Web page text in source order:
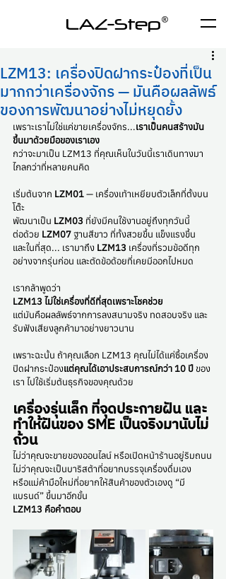
LAZ-Step
LZM13: เครื่องปิดฝากระป๋องที่เป็น
มากกว่าเครื่องจักร — มันคือผลลัพธ์
ของการพัฒนาอย่างไม่หยุดยั้ง
เพราะเราไม่ใช่แค่ขายเครื่องจักร...เราเป็นคนสร้างมัน
ขึ้นมาด้วยมือของเราเอง
กว่าจะมาเป็น LZM13 ที่คุณเห็นในวันนี้เราเดินทางมา
ไกลกว่าที่หลายคนคิด
เริ่มต้นจาก LZM01 — เครื่องเท้าเหยียบตัวเล็กที่ตั้งบน
โต๊ะ
พัฒนาเป็น LZM03 ที่ยังมีคนใช้งานอยู่ถึงทุกวันนี้
ต่อด้วย LZM07 ฐานสีขาว ที่ทั้งสวยขึ้น แข็งแรงขึ้น
และในที่สุด... เรามาถึง LZM13 เครื่องที่รวมข้อดีทุก
อย่างจากรุ่นก่อน และตัดข้อด้อยที่เคยมีออกไปหมด
เรากล้าพูดว่า
LZM13 ไม่ใช่เครื่องที่ดีที่สุดเพราะโชคช่วย
แต่มันคือผลลัพธ์จากการลงสนามจริง ทดสอบจริง และ
รับฟังเสียงลูกค้ามาอย่างยาวนาน
เพราะฉะนั้น ถ้าคุณเลือก LZM13 คุณไม่ได้แค่ซื้อเครื่อง
ปิดฝากระป๋องแต่คุณได้เอาประสบการณ์กว่า 10 ปี ของ
เรา ไปใช้เริ่มต้นธุรกิจของคุณด้วย
เครื่องรุ่นเล็ก ที่จุดประกายฝัน และ
ทำให้ฝันของ SME เป็นจริงมานับไม่
ถ้วน
ไม่ว่าคุณจะขายของออนไลน์ หรือเปิดหน้าร้านอยู่ริมถนน
ไม่ว่าคุณจะเป็นบาริสต้าที่อยากบรรจุเครื่องดื่มเอง
หรือแม่ค้ามือใหม่ที่อยากให้สินค้าของตัวเองดู “มี
แบรนด์” ขึ้นมาอีกขั้น
LZM13 คือคำตอบ